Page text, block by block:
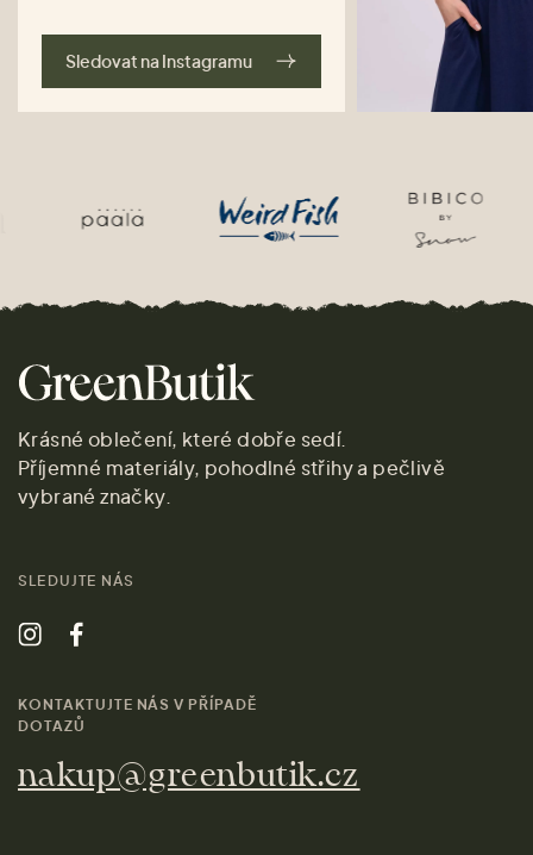
Sledovat na Instagramu
Krásné oblečení, které dobře sedí.
Příjemné materiály, pohodlné střihy a pečlivě
vybrané značky.
SLEDUJTE NÁS
KONTAKTUJTE NÁS V PŘÍPADĚ
DOTAZŮ
nakup@greenbutik.cz